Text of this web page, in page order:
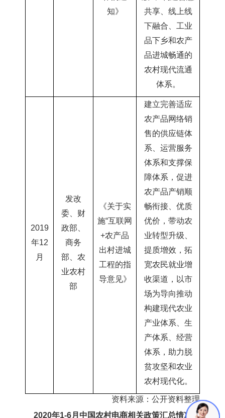
知》
共享、线上线
下融合、工业
品下乡和农产
品进城畅通的
农村现代流通
体系。
2019
年12
月
发改
委、财
政部、
商务
部、农
业农村
部
《关于实
施“互联网
+农产品
出村进城
工程的指
导意见》
建立完善适应
农产品网络销
售的供应链体
系、运营服务
体系和支撑保
障体系，促进
农产品产销顺
畅衔接、优质
优价，带动农
业转型升级、
提质增效，拓
宽农民就业增
收渠道，以市
场为导向推动
构建现代农业
产业体系、生
产体系、经营
体系，助力脱
贫攻坚和农业
农村现代化。
资料来源：公开资料整理
2020年1-6月中国农村电商相关政策汇总情况